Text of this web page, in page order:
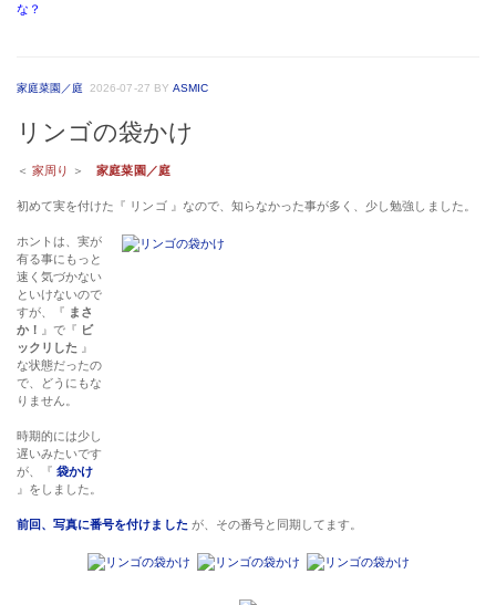
な？
家庭菜園／庭 2026-07-27 BY ASMIC
リンゴの袋かけ
＜家周り ＞家庭菜園／庭
初めて実を付けた『 リンゴ 』なので、知らなかった事が多く、少し勉強しました。
ホントは、実が
有る事にもっと
速く気づかない
といけないので
すが、『 まさ
か！ 』で『 ビ
ックリした 』
な状態だったの
で、どうにもな
りません。
時期的には少し
遅いみたいです
が、『袋かけ
』をしました。
前回、写真に番号を付けました が、その番号と同期してます。